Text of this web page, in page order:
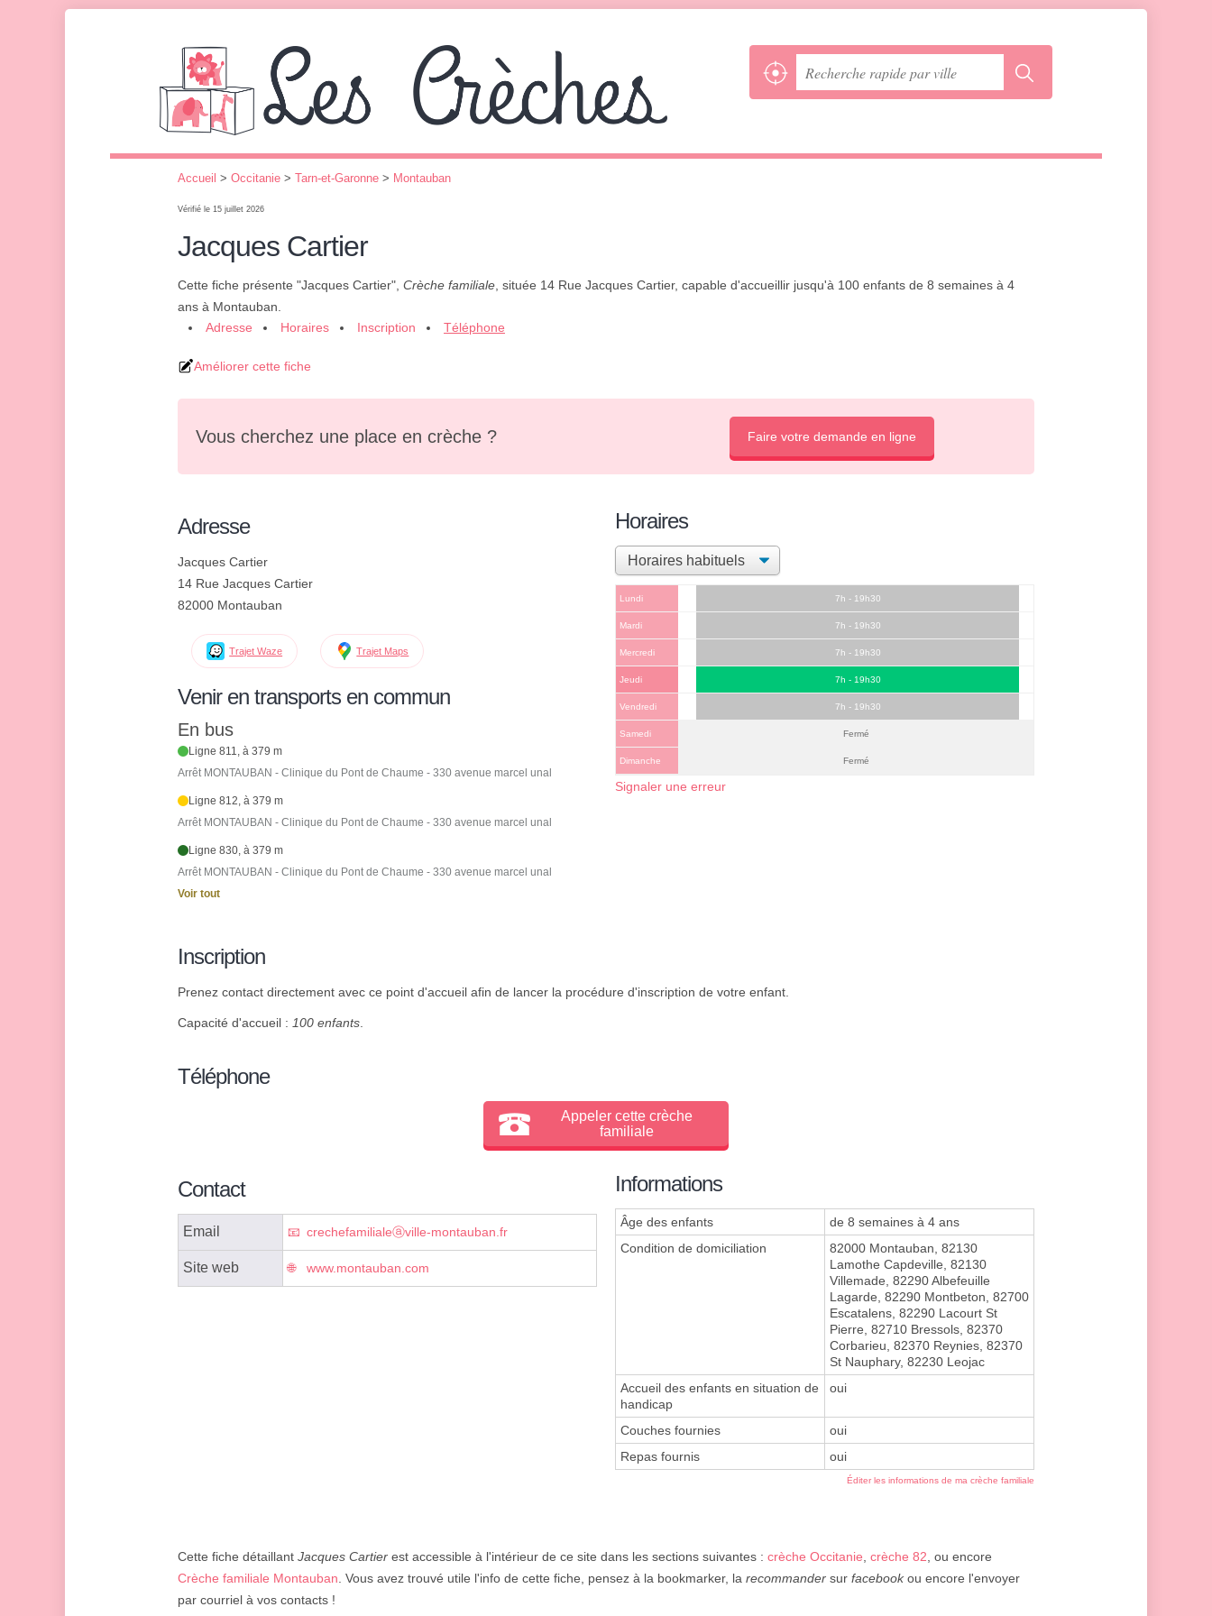
Accueil > Occitanie > Tarn-et-Garonne > Montauban
Vérifié le 15 juillet 2026
Jacques Cartier
Cette fiche présente "Jacques Cartier", Crèche familiale , située 14 Rue Jacques Cartier, capable d'accueillir jusqu'à 100 enfants de 8 semaines à 4
ans à Montauban.
Adresse
Horaires Inscription Téléphone
Améliorer cette fiche
Vous cherchez une place en crèche ? Faire votre demande en ligne
Adresse
Jacques Cartier
14 Rue Jacques Cartier
82000 Montauban
Trajet Waze Trajet Maps
Venir en transports en commun
En bus
Ligne 811, à 379 m
Arrêt MONTAUBAN - Clinique du Pont de Chaume - 330 avenue marcel unal
Ligne 812, à 379 m
Arrêt MONTAUBAN - Clinique du Pont de Chaume - 330 avenue marcel unal
Ligne 830, à 379 m
Arrêt MONTAUBAN - Clinique du Pont de Chaume - 330 avenue marcel unal
Voir tout
Horaires
Lundi 7h - 19h30
Mardi 7h - 19h30
Mercredi 7h - 19h30
Jeudi 7h - 19h30
Vendredi 7h - 19h30
Samedi Fermé
Dimanche Fermé
Signaler une erreur
Inscription
Prenez contact directement avec ce point d'accueil afin de lancer la procédure d'inscription de votre enfant.
Capacité d'accueil : 100 enfants.
Téléphone
Appeler cette crèche
familiale
Contact
Email crechefamilialeⓐville-montauban.fr
Site web www.montauban.com
Informations
Âge des enfants
de 8 semaines à 4 ans
Condition de domiciliation
82000 Montauban, 82130
Lamothe Capdeville, 82130
Villemade, 82290 Albefeuille
Lagarde, 82290 Montbeton, 82700
Escatalens, 82290 Lacourt St
Pierre, 82710 Bressols, 82370
Corbarieu, 82370 Reynies, 82370
St Nauphary, 82230 Leojac
Accueil des enfants en situation de
handicap
oui
Couches fournies
oui
Repas fournis
oui
Éditer les informations de ma crèche familiale
Cette fiche détaillant Jacques Cartier est accessible à l'intérieur de ce site dans les sections suivantes : crèche Occitanie, crèche 82, ou encore
Crèche familiale Montauban. Vous avez trouvé utile l'info de cette fiche, pensez à la bookmarker, la recommander sur facebookou encore l'envoyer
par courriel à vos contacts !